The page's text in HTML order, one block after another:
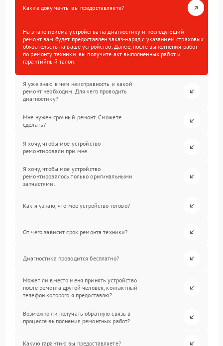
Какие документы вы предоставляете?
На этапе приема устройства на диагностику и последующий
ремонт вам будет предоставлен заказ-наряд с указанием страховых
обязательств на ваше устройство. Далее, после выполнения работ
по ремонту техники, вы получите акт выполненных работ и
гарантийный талон.
Я уже знаю в чем неисправность и какой
ремонт необходим. Для чего проводить
диагностику?
Мне нужен срочный ремонт. Сможете
сделать?
Я хочу, чтобы мое устройство
ремонтировали при мне.
Я хочу, чтобы мое устройство
ремонтировалось только оригинальными
запчастями.
Как я узнаю, что мое устройство готово?
От чего зависит срок ремонта техники?
Диагностика проводится бесплатно?
Может ли вместо меня принять устройство
после ремонта другой человек, контактный
телефон которого я предоставлю?
Возможно ли получать обратную связь в
процессе выполнения ремонтных работ?
Какую гарантию вы предоставляете?